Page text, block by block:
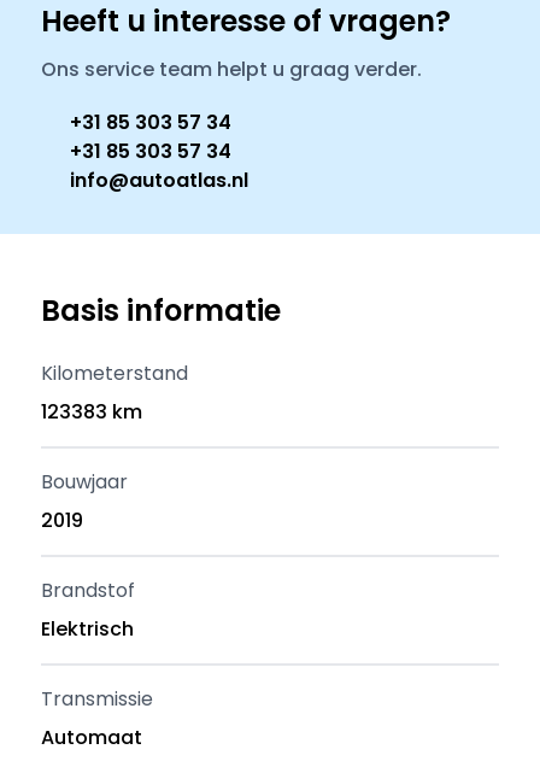
Heeft u interesse of vragen?
Ons service team helpt u graag verder.
+31 85 303 57 34
+31 85 303 57 34
info@autoatlas.nl
Basis informatie
Kilometerstand
123383 km
Bouwjaar
2019
Brandstof
Elektrisch
Transmissie
Automaat